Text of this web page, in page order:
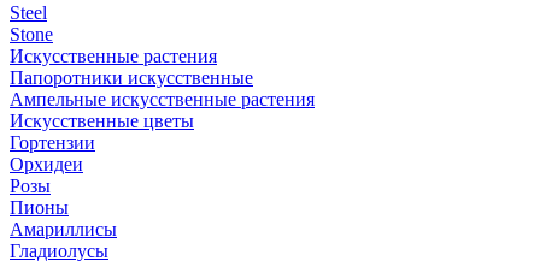
Steel
Stone
Искусственные растения
Папоротники искусственные
Ампельные искусственные растения
Искусственные цветы
Гортензии
Орхидеи
Розы
Пионы
Амариллисы
Гладиолусы